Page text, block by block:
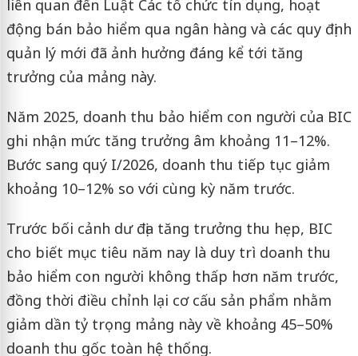
liên quan đến Luật Các tổ chức tín dụng, hoạt
động bán bảo hiểm qua ngân hàng và các quy định
quản lý mới đã ảnh hưởng đáng kể tới tăng
trưởng của mảng này.
Năm 2025, doanh thu bảo hiểm con người của BIC
ghi nhận mức tăng trưởng âm khoảng 11–12%.
Bước sang quý I/2026, doanh thu tiếp tục giảm
khoảng 10–12% so với cùng kỳ năm trước.
Trước bối cảnh dư địa tăng trưởng thu hẹp, BIC
cho biết mục tiêu năm nay là duy trì doanh thu
bảo hiểm con người không thấp hơn năm trước,
đồng thời điều chỉnh lại cơ cấu sản phẩm nhằm
giảm dần tỷ trọng mảng này về khoảng 45–50%
doanh thu gốc toàn hệ thống.